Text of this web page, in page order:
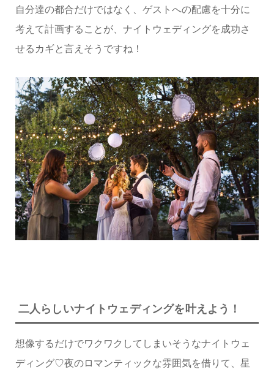
自分達の都合だけではなく、ゲストへの配慮を十分に
考えて計画することが、ナイトウェディングを成功さ
せるカギと言えそうですね！
二人らしいナイトウェディングを叶えよう！
想像するだけでワクワクしてしまいそうなナイトウェ
ディング♡夜のロマンティックな雰囲気を借りて、星